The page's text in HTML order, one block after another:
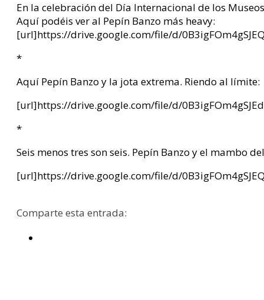
En la celebración del Día Internacional de los
Aquí podéis ver al Pepín Banzo más heavy:
[url]https://drive.google.com/file/d/
*
Aquí Pepín Banzo y la jota extrema. Riendo al límite:
[url]https://drive.google.com/file/d/
*
Seis menos tres son seis. Pepín Banzo y el mambo
[url]https://drive.google.com/file/d/
Comparte esta entrada: